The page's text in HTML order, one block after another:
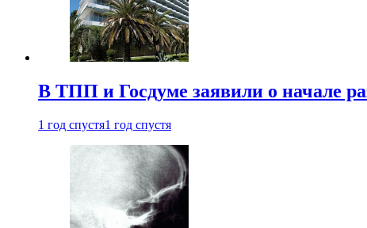
В ТПП и Госдуме заявили о начале
1 год спустя1 год спустя